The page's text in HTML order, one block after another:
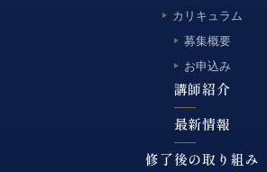
カリキュラム
募集概要
お申込み
講師紹介
最新情報
修了後の取り組み